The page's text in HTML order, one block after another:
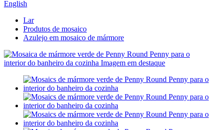
English
Lar
Produtos de mosaico
Azulejo em mosaico de mármore